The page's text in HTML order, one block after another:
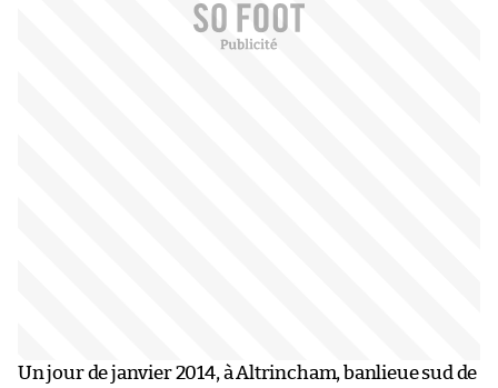
Un jour de janvier 2014, à Altrincham, banlieue sud de